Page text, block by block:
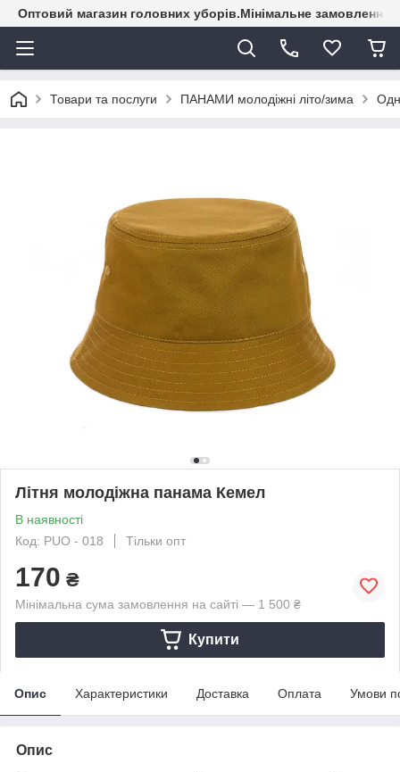
Оптовий магазин головних уборів.Мінімальне замовлення
Товари та послуги ПАНАМИ молодіжні літо/зима
Літня молодіжна панама Кемел
В наявності
Код: PUO - 018
Тільки опт
170 ₴
Мінімальна сума замовлення на сайті — 1 500 ₴
Купити
Опис Характеристики Доставка Оплата Умови
Опис